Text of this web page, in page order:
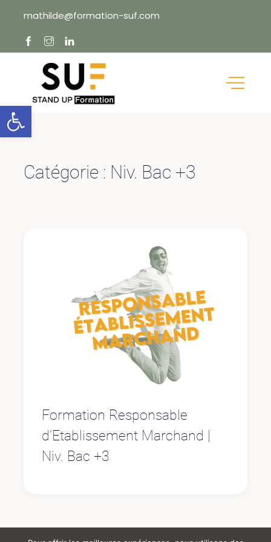
content
mathilde@formation-suf.com
Catégorie : Niv. Bac +3
Formation Responsable
d’Etablissement Marchand |
Niv. Bac +3
Ouvrir la barre d’outils